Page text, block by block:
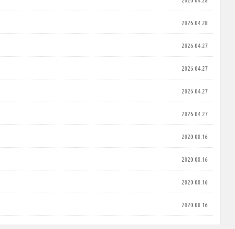
2026.04.28
2026.04.27
2026.04.27
2026.04.27
2026.04.27
2020.08.16
2020.08.16
2020.08.16
2020.08.16